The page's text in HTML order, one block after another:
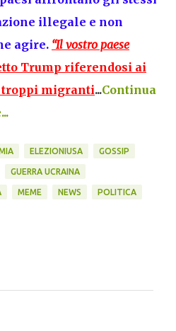
illegale e non
agire. “Il vostro paese
Trump riferendosi ai
troppi migranti...Continua
ELEZIONIUSA GOSSIP
GUERRA UCRAINA
MEME NEWS POLITICA